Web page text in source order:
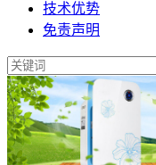
技术优势
免责声明